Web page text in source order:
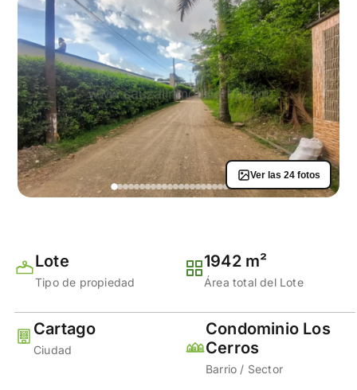
Ver las 24 fotos
Lote
Tipo de propiedad
1942 m²
Área total del Lote
Cartago
Ciudad
Condominio Los
Cerros
Barrio / Sector